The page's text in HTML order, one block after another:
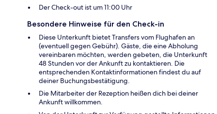
Der Check-out ist um 11:00 Uhr
Besondere Hinweise für den Check-in
Diese Unterkunft bietet Transfers vom Flughafen an
(eventuell gegen Gebühr). Gäste, die eine Abholung
vereinbaren möchten, werden gebeten, die Unterkunft
48 Stunden vor der Ankunft zu kontaktieren. Die
entsprechenden Kontaktinformationen findest du auf
deiner Buchungsbestätigung.
Die Mitarbeiter der Rezeption heißen dich bei deiner
Ankunft willkommen.